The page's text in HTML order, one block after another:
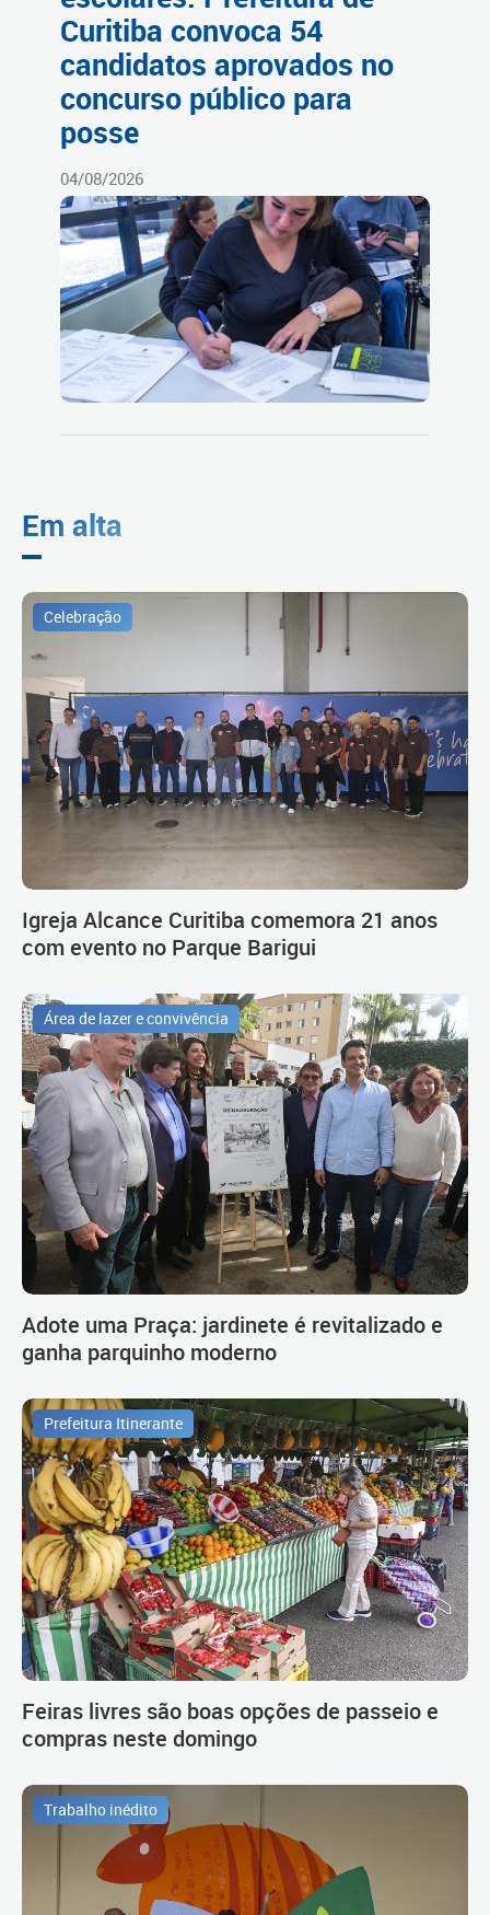
Curitiba convoca 54
candidatos aprovados no
concurso público para
posse
04/08/2026
Em alta
Celebração
Igreja Alcance Curitiba comemora 21 anos
com evento no Parque Barigui
Área de lazer e convivência
Adote uma Praça: jardinete é revitalizado e
ganha parquinho moderno
Prefeitura Itinerante
Feiras livres são boas opções de passeio e
compras neste domingo
Trabalho inédito